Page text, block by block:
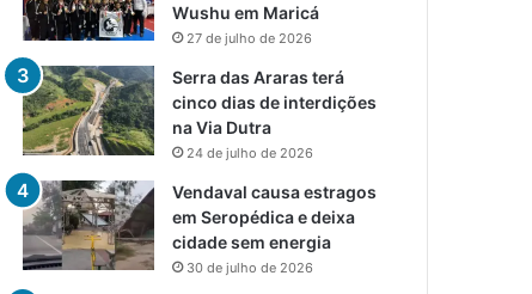
Wushu em Maricá
27 de julho de 2026
Serra das Araras terá
cinco dias de interdições
na Via Dutra
24 de julho de 2026
Vendaval causa estragos
em Seropédica e deixa
cidade sem energia
30 de julho de 2026